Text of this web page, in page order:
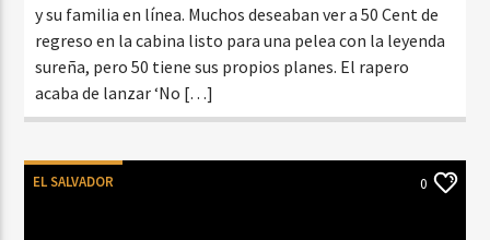
y su familia en línea. Muchos deseaban ver a 50 Cent de
regreso en la cabina listo para una pelea con la leyenda
sureña, pero 50 tiene sus propios planes. El rapero
acaba de lanzar ‘No […]
EL SALVADOR 0